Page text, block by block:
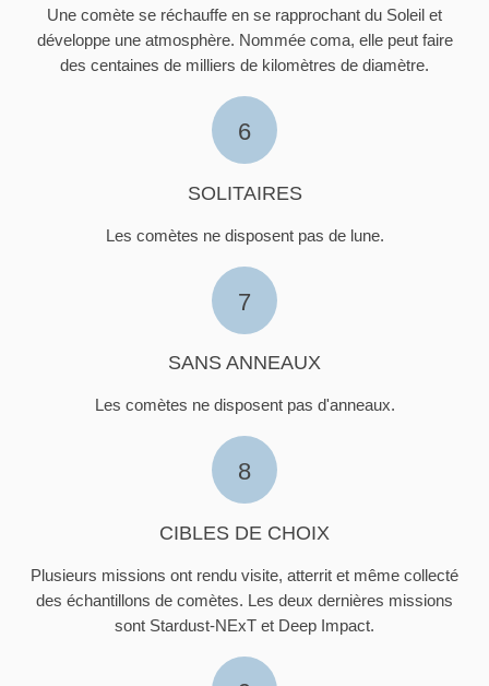
Une comète se réchauffe en se rapprochant du Soleil et
développe une atmosphère. Nommée coma, elle peut faire
des centaines de milliers de kilomètres de diamètre.
6
SOLITAIRES
Les comètes ne disposent pas de lune.
7
SANS ANNEAUX
Les comètes ne disposent pas d'anneaux.
8
CIBLES DE CHOIX
Plusieurs missions ont rendu visite, atterrit et même collecté
des échantillons de comètes. Les deux dernières missions
sont Stardust-NExT et Deep Impact.